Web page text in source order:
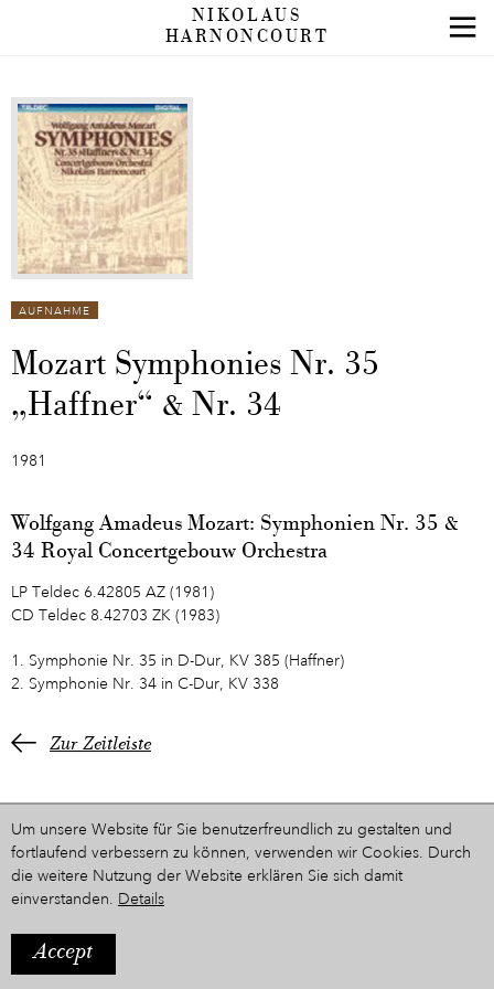
NIKOLAUS
HARNONCOURT
AUFNAHME
Mozart Symphonies Nr. 35
„Haffner“ & Nr. 34
1981
Wolfgang Amadeus Mozart: Symphonien Nr. 35 &
34 Royal Concertgebouw Orchestra
LP Teldec 6.42805 AZ (1981)
CD Teldec 8.42703 ZK (1983)
1. Symphonie Nr. 35 in D-Dur, KV 385 (Haffner)
2. Symphonie Nr. 34 in C-Dur, KV 338
Zur Zeitleiste
Ein Projekt aus dem Hause
Um unsere Website für Sie benutzerfreundlich zu gestalten und
fortlaufend verbessern zu können, verwenden wir Cookies. Durch
die weitere Nutzung der Website erklären Sie sich damit
einverstanden. Details
Accept